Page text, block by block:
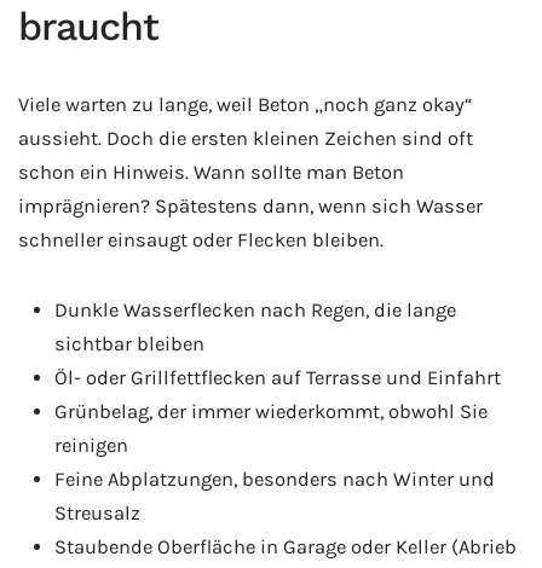
braucht
Viele warten zu lange, weil Beton „noch ganz okay“
aussieht. Doch die ersten kleinen Zeichen sind oft
schon ein Hinweis. Wann sollte man Beton
imprägnieren? Spätestens dann, wenn sich Wasser
schneller einsaugt oder Flecken bleiben.
Dunkle Wasserflecken nach Regen, die lange
sichtbar bleiben
Öl- oder Grillfettflecken auf Terrasse und Einfahrt
Grünbelag, der immer wiederkommt, obwohl Sie
reinigen
Feine Abplatzungen, besonders nach Winter und
Streusalz
Staubende Oberfläche in Garage oder Keller (Abrieb